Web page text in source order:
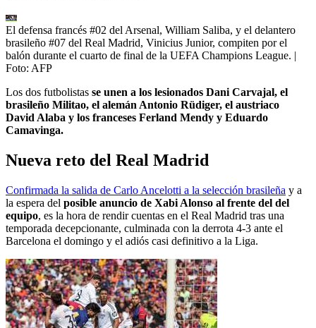
El defensa francés #02 del Arsenal, William Saliba, y el delantero
brasileño #07 del Real Madrid, Vinicius Junior, compiten por el
balón durante el cuarto de final de la UEFA Champions League. |
Foto: AFP
Los dos futbolistas se unen a los lesionados Dani Carvajal, el
brasileño Militao, el alemán Antonio Rüdiger, el austriaco
David Alaba y los franceses Ferland Mendy y Eduardo
Camavinga.
Nueva reto del Real Madrid
Confirmada la salida de Carlo Ancelotti a la selección brasileña y a
la espera del posible anuncio de Xabi Alonso al frente del del
equipo, es la hora de rendir cuentas en el Real Madrid tras una
temporada decepcionante, culminada con la derrota 4-3 ante el
Barcelona el domingo y el adiós casi definitivo a la Liga.